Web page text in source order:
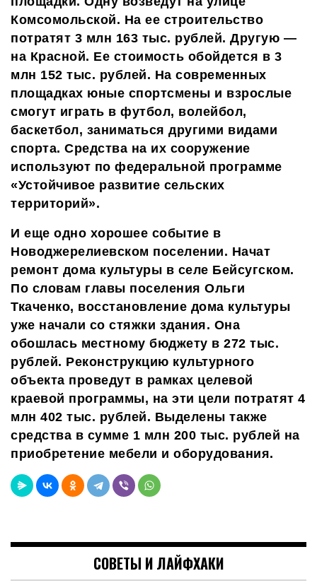
Комсомольской. На ее строительство
потратят 3 млн 163 тыс. рублей. Другую —
на Красной. Ее стоимость обойдется в 3
млн 152 тыс. рублей. На современных
площадках юные спортсмены и взрослые
смогут играть в футбол, волейбол,
баскетбол, заниматься другими видами
спорта. Средства на их сооружение
используют по федеральной программе
«Устойчивое развитие сельских
территорий».
И еще одно хорошее событие в
Новоджерелиевском поселении. Начат
ремонт дома культуры в селе Бейсугском.
По словам главы поселения Ольги
Ткаченко, восстановление дома культуры
уже начали со стяжки здания. Она
обошлась местному бюджету в 272 тыс.
рублей. Реконструкцию культурного
объекта проведут в рамках целевой
краевой программы, на эти цели потратят 4
млн 402 тыс. рублей. Выделены также
средства в сумме 1 млн 200 тыс. рублей на
приобретение мебели и оборудования.
СОВЕТЫ И ЛАЙФХАКИ